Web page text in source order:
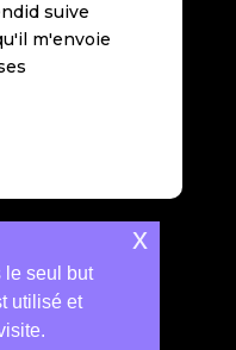
suive
m'envoie
sociaux
le seul but
utilisé et
x